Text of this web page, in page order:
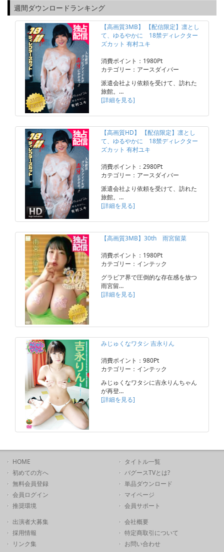
週間ダウンロードランキング
【高画質3MB】 【配信限定】凛とし
て、ゆるやかに 18禁ディレクター
ズカット 有村ユキ
消費ポイント：1980Pt
カテゴリー：アースダイバー
派遣会社より依頼を受けて、訪れた
旅館。…
[詳細を見る]
【高画質HD】 【配信限定】凛とし
て、ゆるやかに 18禁ディレクター
ズカット 有村ユキ
消費ポイント：2980Pt
カテゴリー：アースダイバー
派遣会社より依頼を受けて、訪れた
旅館。…
[詳細を見る]
【高画質3MB】30th 雨宮留菜
消費ポイント：1980Pt
カテゴリー：インテック
グラビア界で圧倒的な存在感を放つ
雨宮留…
[詳細を見る]
みじゅくなワタシ 吉永りん
消費ポイント：980Pt
カテゴリー：インテック
みじゅくなワタシに吉永りんちゃん
が再登…
[詳細を見る]
HOME
初めての方へ
無料会員登録
会員ログイン
推奨環境
タイトル一覧
バグースTVとは?
単品ダウンロード
マイページ
会員サポート
出演者大募集
採用情報
リンク集
会社概要
特定商取引について
お問い合わせ